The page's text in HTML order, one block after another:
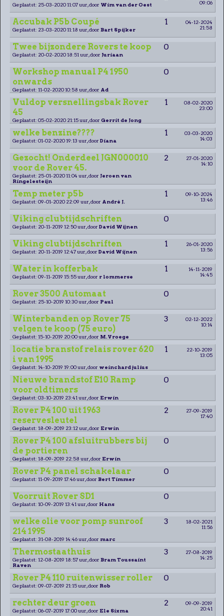
09:06
Geplaatst: 25-03-2020 11:07 uur, door Wim van der Oest
Accubak P5b Coupé 1
04-12-2024
21:58
Geplaatst: 23-03-2020 11:18 uur, door Bart Spijker
Twee bijzondere Rovers te koop 0
Geplaatst: 20-02-2020 18:51 uur, door Juriaan
Workshop manual P4 1950
onwards
0
Geplaatst: 11-02-2020 10:58 uur, door Ad
Vuldop versnellingsbak Rover
45
1
08-02-2020
23:00
Geplaatst: 05-02-2020 21:15 uur, door Gerrit de Jong
welke benzine???? 1
03-03-2020
14:03
Geplaatst: 01-02-2020 19:13 uur, door Diana
Gezocht! Onderdeel JGN000010
voor de Rover 45.
2
27-01-2020
14:10
Geplaatst: 25-01-2020 11:04 uur, door Jeroen van
Ringelesteijn
Temp meter p5b 1
09-10-2024
13:46
Geplaatst: 09-01-2020 22:09 uur, door André J.
Viking clubtijdschriften 0
Geplaatst: 20-11-2019 12:50 uur, door David Wijnen
Viking clubtijdschriften 1
26-01-2020
13:56
Geplaatst: 20-11-2019 12:47 uur, door David Wijnen
Water in kofferbak 1
14-11-2019
14:45
Geplaatst: 09-11-2019 15:55 uur, door r lommerse
Rover 3500 Automaat 0
Geplaatst: 25-10-2019 10:30 uur, door Paul
Winterbanden op Rover 75
velgen te koop (75 euro)
3
02-12-2022
10:14
Geplaatst: 15-10-2019 20:00 uur, door M.Vroege
locatie branstof relais rover 620
i van 1995
1
22-10-2019
13:05
Geplaatst: 14-10-2019 19:00 uur, door weinchard julius
Nieuwe brandstof E10 Ramp
voor oldtimers
0
Geplaatst: 03-10-2019 23:41 uur, door Erwin
Rover P4 100 uit 1963
reservesleutel
2
27-09-2019
17:40
Geplaatst: 18-09-2019 23:12 uur, door Erwin
Rover P4 100 afsluitrubbers bij
de portieren
0
Geplaatst: 18-09-2019 22:58 uur, door Erwin
Rover P4 panel schakelaar 0
Geplaatst: 11-09-2019 17:46 uur, door Bert Timmer
Voorruit Rover SD1 0
Geplaatst: 10-09-2019 13:41 uur, door Hans
welke olie voor pomp sunroof
214 1995
3
18-02-2021
11:56
Geplaatst: 31-08-2019 14:46 uur, door marc
Thermostaathuis 3
27-08-2019
14:25
Geplaatst: 12-08-2019 18:57 uur, door Bram Toussaint
Raven
Rover P4 110 ruitenwisser roller 0
Geplaatst: 09-07-2019 21:15 uur, door Rob
rechter deur groen 2
09-09-2019
20:41
Geplaatst: 06-07-2019 17:00 uur, door Ele Sixma